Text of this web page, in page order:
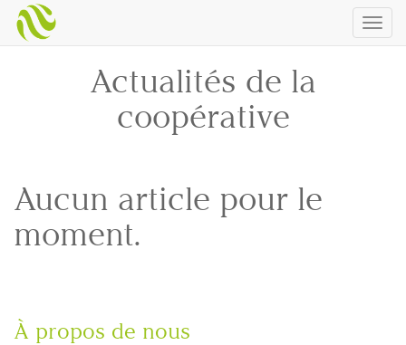
Actualités de la
coopérative
Aucun article pour le
moment.
À propos de nous